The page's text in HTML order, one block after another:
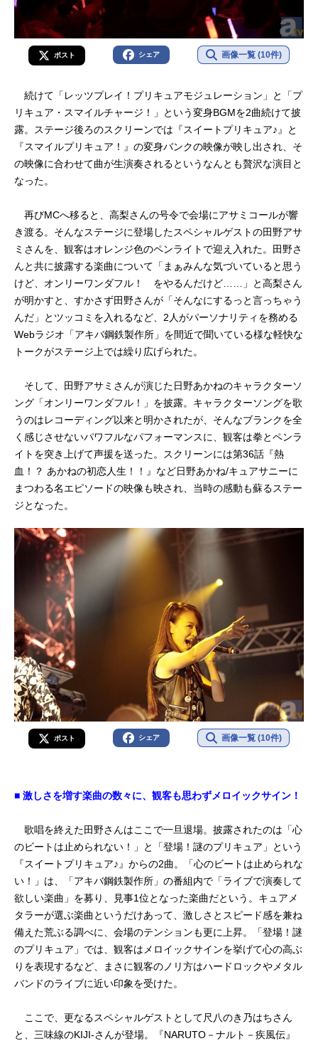
ポスト シェア 画像一覧 (10件)
続けて「レッツプレイ！プリキュアモジュレーション」と「プ
リキュア・スマイルチャージ！」という変身BGMを2曲続けて披
露。ステージ後ろのスクリーンでは『スイートプリキュア♪』と
『スマイルプリキュア！』の変身バンクの映像が映し出され、そ
の映像に合わせて曲が生演奏されるというなんとも贅沢な演目と
なった。
再びMCへ移ると、高梨さんの号令で会場にアサミコールが響
き渡る。そんなステージに登場したスペシャルゲストの田野アサ
ミさんを、観客はオレンジ色のペンライトで迎え入れた。田野さ
んと共に披露する楽曲について「まぁみんな気づいていると思う
けど、オンリーワンダフル！ をやるんだけど……」と高梨さん
が明かすと、すかさず田野さんが「そんなにするっと言っちゃう
んだ」とツッコミを入れるなど、2人がパーソナリティを務める
Webラジオ「アキバ鋼鉄製作所」を間近で聞いている様な軽快な
トークがステージ上では繰り広げられた。
そして、田野アサミさんが演じた日野あかねのキャラクターソ
ング「オンリーワンダフル！」を披露。キャラクターソングを歌
うのはレコーディング以来と明かされたが、そんなブランクを全
く感じさせないパワフルなパフォーマンスに、観客は拳とペンラ
イトを突き上げて声援を送った。スクリーンには第36話『熱
血！？ あかねの初恋人生！！』など日野あかね/キュアサニーに
まつわる名エピソードの映像も映され、当時の感動も蘇るステー
ジとなった。
ポスト シェア 画像一覧 (10件)
■ 激しさを増す楽曲の数々に、観客も思わずメロイックサイン！
歌唱を終えた田野さんはここで一旦退場。披露されたのは「心
のビートは止められない！」と「登場！謎のプリキュア」という
『スイートプリキュア♪』からの2曲。「心のビートは止められな
い！」は、「アキバ鋼鉄製作所」の番組内で「ライブで演奏して
欲しい楽曲」を募り、見事1位となった楽曲だという。キュアメ
タラーが選ぶ楽曲というだけあって、激しさとスピード感を兼ね
備えた荒ぶる調べに、会場のテンションも更に上昇。「登場！謎
のプリキュア」では、観客はメロイックサインを挙げて心の高ぶ
りを表現するなど、まさに観客のノリ方はハードロックやメタル
バンドのライブに近い印象を受けた。
ここで、更なるスペシャルゲストとして尺八のき乃はちさん
と、三味線のKIJI-さんが登場。『NARUTO－ナルト－疾風伝』